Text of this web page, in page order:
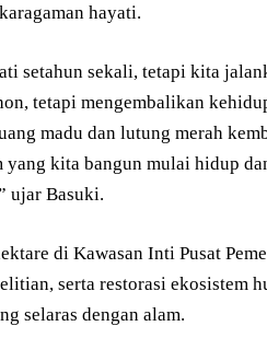
hayati.
setahun sekali, tetapi kita
tetapi mengembalikan
madu dan lutung merah
kita bangun mulai hidup
ujar Basuki.
di Kawasan Inti Pusat
serta restorasi ekosistem
selaras dengan alam.